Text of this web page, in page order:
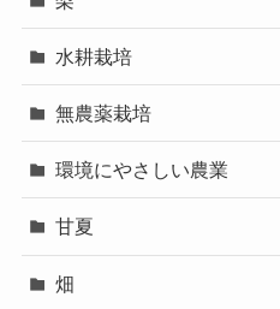
水耕栽培
無農薬栽培
環境にやさしい農業
甘夏
畑